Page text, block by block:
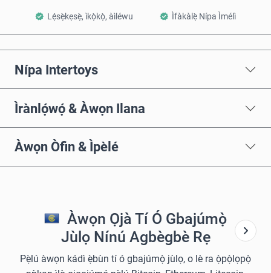
Lẹ́sẹ̀kẹsẹ̀, ìkọ̀kọ̀, àìléwu Ìfàkàlẹ̀ Nípa Ìmélì
Nípa Intertoys
Ìrànlọ́wọ́ & Àwọn Ilana
Àwọn Òfin & Ìpèlé
Àwọn Ọjà Tí Ó Gbajúmọ̀
Jùlọ Nínú Agbègbè Rẹ
Pẹ̀lú àwọn kádì ẹ̀bùn tí ó gbajúmọ̀ jùlọ, o lè ra ọ̀pọ̀lọpọ̀